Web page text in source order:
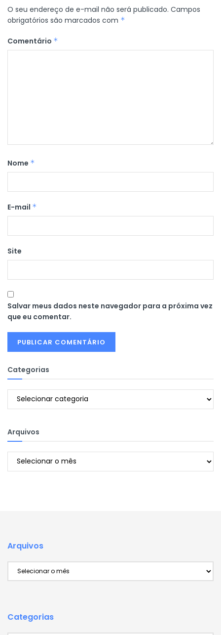
O seu endereço de e-mail não será publicado. Campos
obrigatórios são marcados com *
Comentário *
Nome *
E-mail *
Site
Salvar meus dados neste navegador para a próxima vez
que eu comentar.
Categorias
Categorias
Arquivos
Arquivos
Arquivos
Categorias